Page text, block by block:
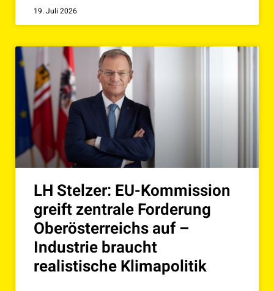
19. Juli 2026
LH Stelzer: EU-Kommission
greift zentrale Forderung
Oberösterreichs auf –
Industrie braucht
realistische Klimapolitik